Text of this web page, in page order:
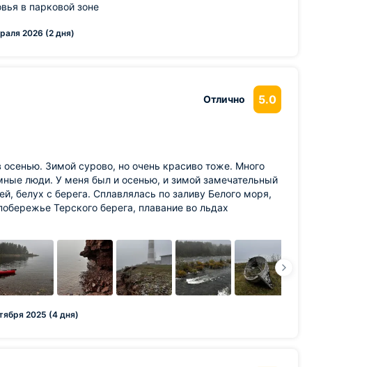
в парковой зоне
2026 (2 дня)
Отлично 5.0
Зимой сурово, но очень красиво тоже. Много
люди. У меня был и осенью, и зимой замечательный
белух с берега. Сплавлялась по заливу Белого моря,
Терского берега, плавание во льдах
2025 (4 дня)